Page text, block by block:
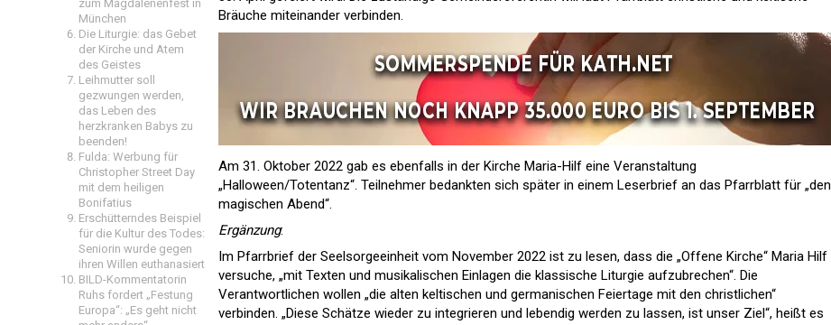
zum Magdalenenfest in
München
Die Liturgie: das Gebet
der Kirche und Atem
des Geistes
Leihmutter soll
gezwungen werden,
das Leben des
herzkranken Babys zu
beenden!
Fulda: Werbung für
Christopher Street Day
mit dem heiligen
Bonifatius
Erschütterndes Beispiel
für die Kultur des Todes:
Seniorin wurde gegen
ihren Willen euthanasiert
BILD-Kommentatorin
Ruhs fordert „Festung
Europa“: „Es geht nicht
Bräuche miteinander verbinden.
Am 31. Oktober 2022 gab es ebenfalls in der Kirche Maria-Hilf eine Veranstaltung
„Halloween/Totentanz“. Teilnehmer bedankten sich später in einem Leserbrief an das Pfarrblatt für „den
magischen Abend“.
Ergänzung:
Im Pfarrbrief der Seelsorgeeinheit vom November 2022 ist zu lesen, dass die „Offene Kirche“ Maria Hilf
versuche, „mit Texten und musikalischen Einlagen die klassische Liturgie aufzubrechen“. Die
Verantwortlichen wollen „die alten keltischen und germanischen Feiertage mit den christlichen“
verbinden. „Diese Schätze wieder zu integrieren und lebendig werden zu lassen, ist unser Ziel“, heißt es